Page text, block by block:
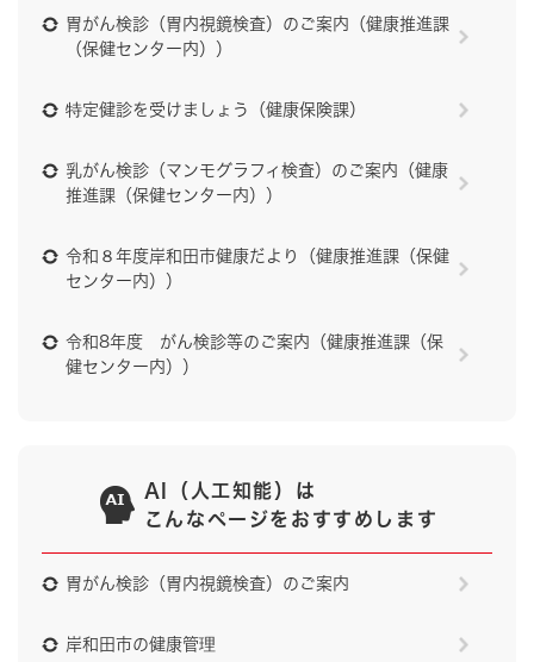
胃がん検診（胃内視鏡検査）のご案内（健康推進課
（保健センター内））
特定健診を受けましょう（健康保険課）
乳がん検診（マンモグラフィ検査）のご案内（健康
推進課（保健センター内））
令和８年度岸和田市健康だより（健康推進課（保健
センター内））
令和8年度 がん検診等のご案内（健康推進課（保
健センター内））
AI（人工知能）は
こんなページをおすすめします
胃がん検診（胃内視鏡検査）のご案内
岸和田市の健康管理